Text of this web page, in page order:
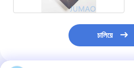
চালিয়ে